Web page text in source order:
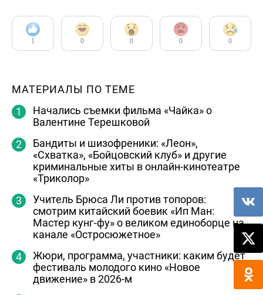
1 0 0 0 0
МАТЕРИАЛЫ ПО ТЕМЕ
Начались съемки фильма «Чайка» о
Валентине Терешковой
Бандиты и шизофреники: «Леон»,
«Схватка», «Бойцовский клуб» и другие
криминальные хиты в онлайн-кинотеатре
«Триколор»
Учитель Брюса Ли против топоров:
смотрим китайский боевик «Ип Ман:
Мастер кунг-фу» о великом единоборце на
канале «Остросюжетное»
Жюри, программа, участники: каким будет
фестиваль молодого кино «Новое
движение» в 2026-м